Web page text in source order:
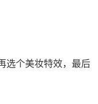
选个美妆特效，最后